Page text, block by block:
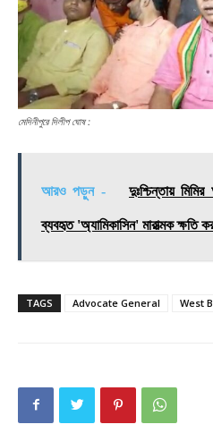
মেদিনীপুরে দিলীপ ঘোষ :
আরও পড়ুন - দুঃশ্চিন্তায়
ব্যবহৃত 'অ্যামিকাসিন' মারাত্মক ক্ষতি
TAGS Advocate General West